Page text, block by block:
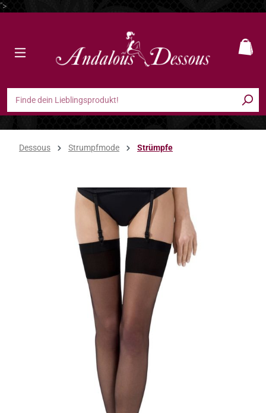
">
Dessous Strumpfmode Strümpfe
Bildergalerie überspringen